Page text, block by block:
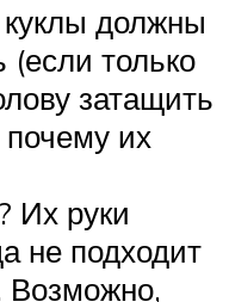
должны
(если только
затащить
их
Их руки
не подходит
Возможно,